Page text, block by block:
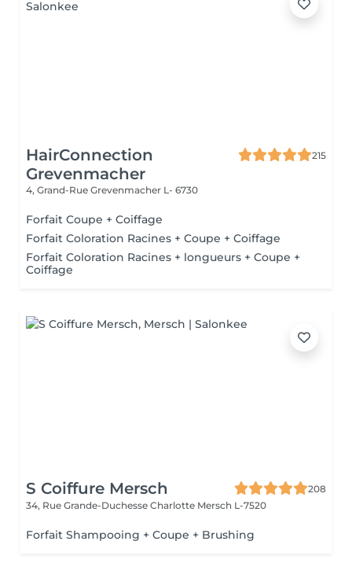
HairConnection
Grevenmacher
215
4, Grand-Rue Grevenmacher L- 6730
Forfait Coupe + Coiffage
Forfait Coloration Racines + Coupe + Coiffage
Forfait Coloration Racines + longueurs + Coupe +
Coiffage
S Coiffure Mersch
208
34, Rue Grande-Duchesse Charlotte Mersch L-7520
Forfait Shampooing + Coupe + Brushing